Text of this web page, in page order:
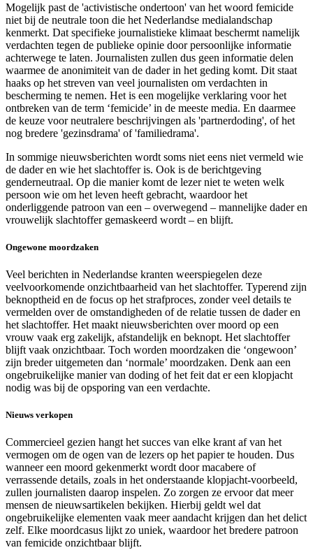
Mogelijk past de 'activistische ondertoon' van het woord femicide
niet bij de neutrale toon die het Nederlandse medialandschap
kenmerkt. Dat specifieke journalistieke klimaat beschermt namelijk
verdachten tegen de publieke opinie door persoonlijke informatie
achterwege te laten. Journalisten zullen dus geen informatie delen
waarmee de anonimiteit van de dader in het geding komt. Dit staat
haaks op het streven van veel journalisten om verdachten in
bescherming te nemen. Het is een mogelijke verklaring voor het
ontbreken van de term ‘femicide’ in de meeste media. En daarmee
de keuze voor neutralere beschrijvingen als 'partnerdoding', of het
nog bredere 'gezinsdrama' of 'familiedrama'.
In sommige nieuwsberichten wordt soms niet eens niet vermeld wie
de dader en wie het slachtoffer is. Ook is de berichtgeving
genderneutraal. Op die manier komt de lezer niet te weten welk
persoon wie om het leven heeft gebracht, waardoor het
onderliggende patroon van een – overwegend – mannelijke dader en
vrouwelijk slachtoffer gemaskeerd wordt – en blijft.
Ongewone moordzaken
Veel berichten in Nederlandse kranten weerspiegelen deze
veelvoorkomende onzichtbaarheid van het slachtoffer. Typerend zijn
beknoptheid en de focus op het strafproces, zonder veel details te
vermelden over de omstandigheden of de relatie tussen de dader en
het slachtoffer. Het maakt nieuwsberichten over moord op een
vrouw vaak erg zakelijk, afstandelijk en beknopt. Het slachtoffer
blijft vaak onzichtbaar. Toch worden moordzaken die ‘ongewoon’
zijn breder uitgemeten dan ‘normale’ moordzaken. Denk aan een
ongebruikelijke manier van doding of het feit dat er een klopjacht
nodig was bij de opsporing van een verdachte.
Nieuws verkopen
Commercieel gezien hangt het succes van elke krant af van het
vermogen om de ogen van de lezers op het papier te houden. Dus
wanneer een moord gekenmerkt wordt door macabere of
verrassende details, zoals in het onderstaande klopjacht-voorbeeld,
zullen journalisten daarop inspelen. Zo zorgen ze ervoor dat meer
mensen de nieuwsartikelen bekijken. Hierbij geldt wel dat
ongebruikelijke elementen vaak meer aandacht krijgen dan het delict
zelf. Elke moordcasus lijkt zo uniek, waardoor het bredere patroon
van femicide onzichtbaar blijft.